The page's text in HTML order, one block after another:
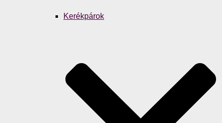
Kerékpárok